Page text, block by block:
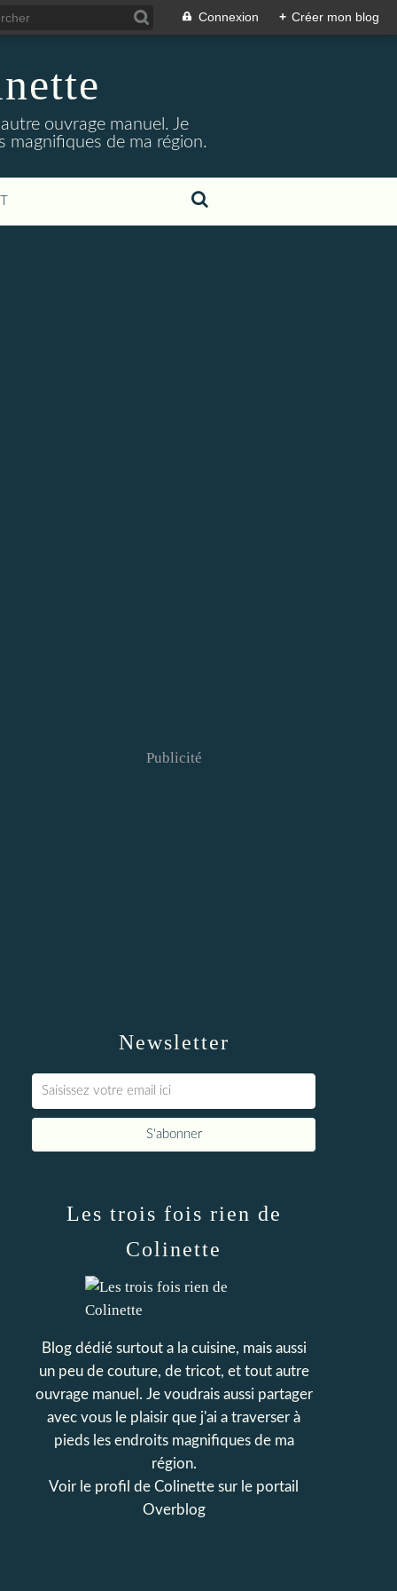
Connexion + Créer mon blog
ouvrage manuel. Je
magnifiques de ma région.
Newsletter
Publicité
Les trois fois rien de
Colinette
Blog dédié surtout a la cuisine, mais aussi
un peu de couture, de tricot, et tout autre
ouvrage manuel. Je voudrais aussi partager
avec vous le plaisir que j'ai a traverser à
pieds les endroits magnifiques de ma
région.
Voir le profil de Colinette sur le portail
Overblog